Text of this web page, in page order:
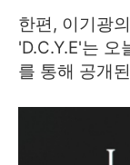
한편, 이기광
'D.C.Y.E'는
를 통해 공개